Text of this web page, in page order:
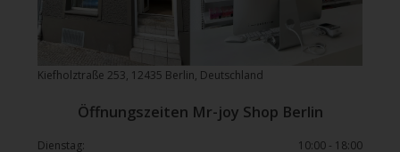
Kiefholztraße 253, 12435 Berlin, Deutschland
Öffnungszeiten Mr-joy Shop Berlin
Dienstag:
10:00 - 18:00